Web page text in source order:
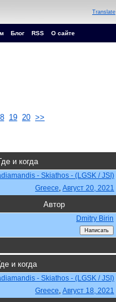
Translate
Блог RSS О сайте
19 20 >>
и когда
- Skiathos - (LGSK / JSI)
Greece, Август 20, 2021
Автор
Dmitry Birin
и когда
- Skiathos - (LGSK / JSI)
Greece, Август 18, 2021